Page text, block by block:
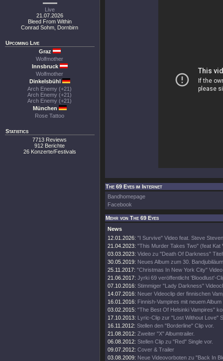
Live
21.07.2026
Bleed From Within
Conrad Sohm, Dornbirn
Upcoming Live
Graz
Wolfmother
Innsbruck
Wolfmother
Dinkelsbühl
Arch Enemy (+21)
Arch Enemy (+21)
Arch Enemy (+21)
München
Rose Tattoo
Statistics
7713 Reviews
912 Berichte
26 Konzerte/Festivals
The 69 Eyes im Internet
Bandhomepage
Facebook
Mehr von The 69 Eyes
News
12.01.2026: "I Survive" Video feat. Steve
21.04.2023: "This Murder Takes Two" (feat Kat
03.03.2023: Video zu "Death Of Darkness"
30.05.2019: Neues Album zum 30. Bandjubiläum
25.11.2017: "Christmas In New York City" Video
21.06.2017: Jyrki 69 veröffentlicht 'Bloodlust'-
07.10.2016: Stimmiger "Lady Darkness"
14.07.2016: Neuer Videoclip der finnischen
16.01.2016: Finnish-Vampires mit neuem
03.02.2015: "The Best Of Helsinki Vampires"
17.10.2013: Lyric-Clip zur "Lost Without Love"
16.11.2012: Stellen den "Borderline" Clip vor.
21.08.2012: Zweiter "X" Albumtrailer.
06.08.2012: Stellen Clip zu "Red" Single vor.
09.07.2012: Cover & Trailer
03.08.2009: Neue Videovorboten zu "Back In